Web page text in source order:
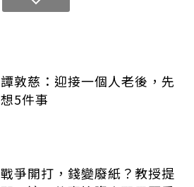
譚敦慈：迎接一個人老後，先
想5件事
戰爭開打，錢變廢紙？教授提